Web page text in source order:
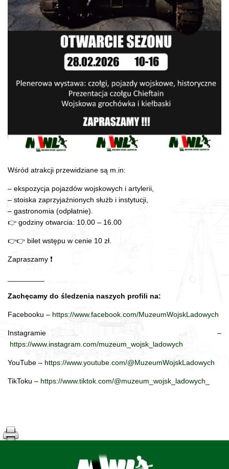
Wśród atrakcji przewidziane są m.in:
– ekspozycja pojazdów wojskowych i artylerii,
– stoiska zaprzyjaźnionych służb i instytucji,
– gastronomia (odpłatnie).
👉 godziny otwarcia: 10.00 – 16.00
👉👉 bilet wstępu w cenie 10 zł.
Zapraszamy ❗
Zachęcamy do śledzenia naszych profili na:
Facebooku – https://www.facebook.com/MuzeumWojskLadowych
Instagramie –
https://www.instagram.com/muzeum_wojsk_ladowych
YouTube – https://www.youtube.com/@MuzeumWojskLadowych
TikToku – https://www.tiktok.com/@muzeum_wojsk_ladowych_